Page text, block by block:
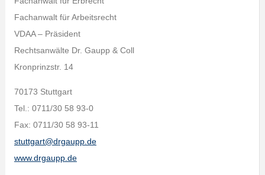
Fachanwalt für Arbeitsrecht
VDAA – Präsident
Rechtsanwälte Dr. Gaupp & Coll
Kronprinzstr. 14
70173 Stuttgart
Tel.: 0711/30 58 93-0
Fax: 0711/30 58 93-11
stuttgart@drgaupp.de
www.drgaupp.de